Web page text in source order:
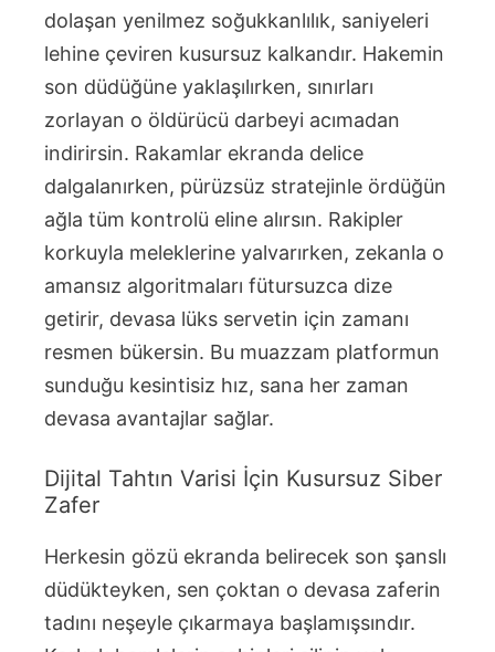
dolaşan yenilmez soğukkanlılık, saniyeleri
lehine çeviren kusursuz kalkandır. Hakemin
son düdüğüne yaklaşılırken, sınırları
zorlayan o öldürücü darbeyi acımadan
indirirsin. Rakamlar ekranda delice
dalgalanırken, pürüzsüz stratejinle ördüğün
ağla tüm kontrolü eline alırsın. Rakipler
korkuyla meleklerine yalvarırken, zekanla o
amansız algoritmaları fütursuzca dize
getirir, devasa lüks servetin için zamanı
resmen bükersin. Bu muazzam platformun
sunduğu kesintisiz hız, sana her zaman
devasa avantajlar sağlar.
Dijital Tahtın Varisi İçin Kusursuz Siber
Zafer
Herkesin gözü ekranda belirecek son şanslı
düdükteyken, sen çoktan o devasa zaferin
tadını neşeyle çıkarmaya başlamışsındır.